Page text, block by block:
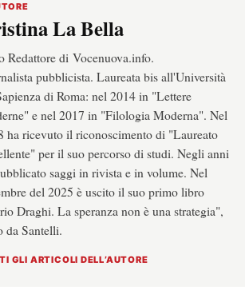
La Bella
Redattore di Vocenuova.info.
pubblicista. Laureata bis all'Università
di Roma: nel 2014 in "Lettere
e nel 2017 in "Filologia Moderna". Nel
ha ricevuto il riconoscimento di "Laureato
per il suo percorso di studi. Negli anni
saggi in rivista e in volume. Nel
del 2025 è uscito il suo primo libro
Draghi. La speranza non è una strategia",
da Santelli.
GLI ARTICOLI DELL’AUTORE